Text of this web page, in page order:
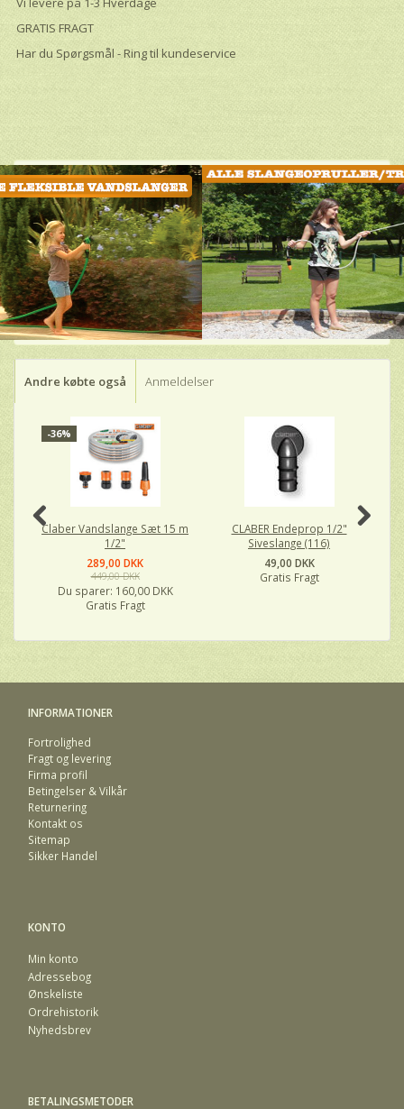
GRATIS FRAGT
Har du Spørgsmål - Ring til kundeservice
Andre købte også Anmeldelser
-36%
Claber Vandslange Sæt 15 m
1/2"
289,00 DKK
449,00 DKK
Du sparer: 160,00 DKK
Gratis Fragt
CLABER Endeprop 1/2"
Siveslange (116)
49,00 DKK
Gratis Fragt
INFORMATIONER
Fortrolighed
Fragt og levering
Firma profil
Betingelser & Vilkår
Returnering
Kontakt os
Sitemap
Sikker Handel
KONTO
Min konto
Adressebog
Ønskeliste
Ordrehistorik
Nyhedsbrev
BETALINGSMETODER